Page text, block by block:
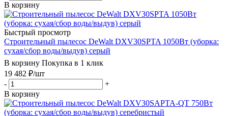
В корзину
Быстрый просмотр
Строительный пылесос DeWalt DXV30SPTA 1050Вт (уборка:
сухая/сбор воды/выдув) серый
В корзину Покупка в 1 клик
19 482 ₽/шт
-
+
В корзину